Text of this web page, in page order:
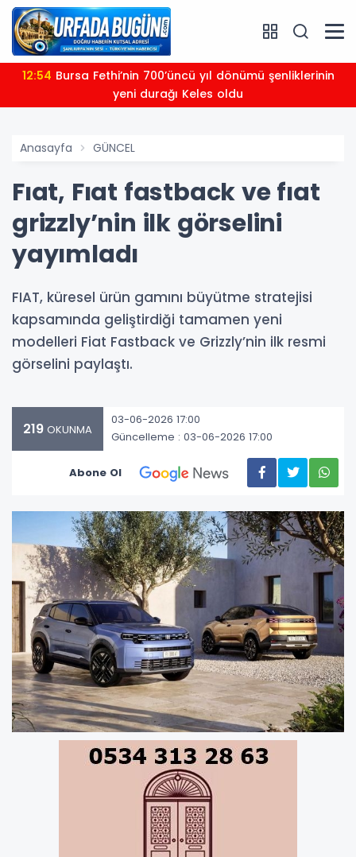
12:54
yeni durağı Keles oldu
Anasayfa GÜNCEL
Fıat, Fıat fastback ve fıat
grizzly’nin ilk görselini
yayımladı
FIAT, küresel ürün gamını büyütme stratejisi
kapsamında geliştirdiği tamamen yeni
modelleri Fiat Fastback ve Grizzly’nin ilk resmi
görselini paylaştı.
219 OKUNMA
03-06-2026 17:00
Güncelleme : 03-06-2026 17:00
Abone Ol